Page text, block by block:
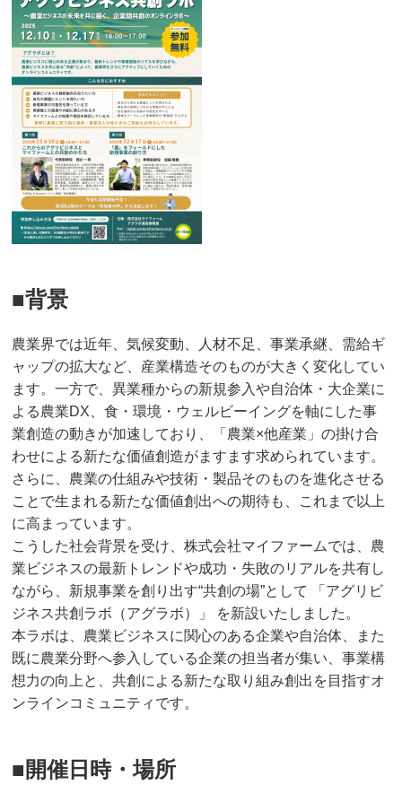
■背景
農業界では近年、気候変動、人材不足、事業承継、需給ギ
ャップの拡大など、産業構造そのものが大きく変化してい
ます。一方で、異業種からの新規参入や自治体・大企業に
よる農業DX、食・環境・ウェルビーイングを軸にした事
業創造の動きが加速しており、「農業×他産業」の掛け合
わせによる新たな価値創造がますます求められています。
さらに、農業の仕組みや技術・製品そのものを進化させる
ことで生まれる新たな価値創出への期待も、これまで以上
に高まっています。
こうした社会背景を受け、株式会社マイファームでは、農
業ビジネスの最新トレンドや成功・失敗のリアルを共有し
ながら、新規事業を創り出す“共創の場”として 「アグリビ
ジネス共創ラボ（アグラボ）」 を新設いたしました。
本ラボは、農業ビジネスに関心のある企業や自治体、また
既に農業分野へ参入している企業の担当者が集い、事業構
想力の向上と、共創による新たな取り組み創出を目指すオ
ンラインコミュニティです。
■開催日時・場所